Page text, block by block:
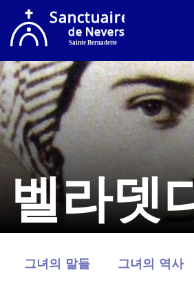
벨라뎃
그녀의 말들 그녀의 역사